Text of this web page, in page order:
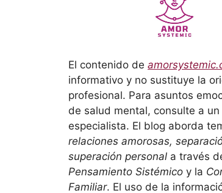
El contenido de
informativo y no sustituye la
profesional. Para asuntos
de salud mental, consulte a un
especialista. El blog aborda
relaciones amorosas,
superación personal a través
Pensamiento Sistémico y la
Familiar. El uso de la